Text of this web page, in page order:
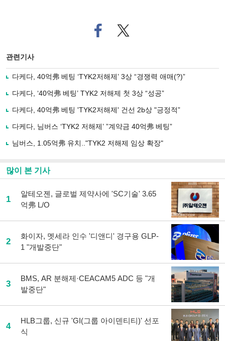
페
이
로
기
사
유
기
트위
터로
관련기사
다케다, 40억弗 베팅 ‘TYK2저해제’ 3상 “경쟁력 애매(?)”
다케다, ‘40억弗 베팅’ TYK2 저해제 첫 3상 “성공”
다케다, 40억弗 베팅 'TYK2저해제' 건선 2b상 "긍정적”
다케다, 님버스 ‘TYK2 저해제’ ”계약금 40억弗 베팅”
님버스, 1.05억弗 유치.."TYK2 저해제 임상 확장"
많이 본 기사
1
알테오젠, 글로벌 제약사에 'SC기술' 3.65
억弗 L/O
2
화이자, 멧세라 인수 '디앤디' 경구용 GLP-
1 "개발중단"
3
BMS, AR 분해제·CEACAM5 ADC 등 "개
발중단"
4
HLB그룹, 신규 'GI(그룹 아이덴티티)' 선포
식